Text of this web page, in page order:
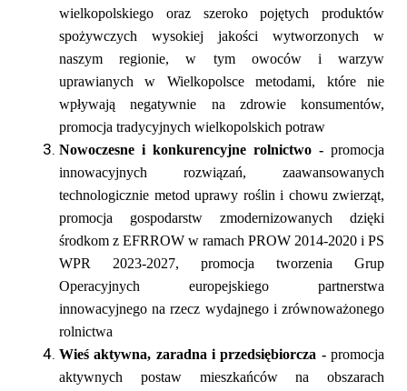
wielkopolskiego oraz szeroko pojętych produktów
spożywczych wysokiej jakości wytworzonych w
naszym regionie, w tym owoców i warzyw
uprawianych w Wielkopolsce metodami, które nie
wpływają negatywnie na zdrowie konsumentów,
promocja tradycyjnych wielkopolskich potraw
Nowoczesne i konkurencyjne rolnictwo - promocja
innowacyjnych rozwiązań, zaawansowanych
technologicznie metod uprawy roślin i chowu zwierząt,
promocja gospodarstw zmodernizowanych dzięki
środkom z EFRROW w ramach PROW 2014-2020 i PS
WPR 2023-2027, promocja tworzenia Grup
Operacyjnych europejskiego partnerstwa
innowacyjnego na rzecz wydajnego i zrównoważonego
rolnictwa
Wieś aktywna, zaradna i przedsiębiorcza - promocja
aktywnych postaw mieszkańców na obszarach